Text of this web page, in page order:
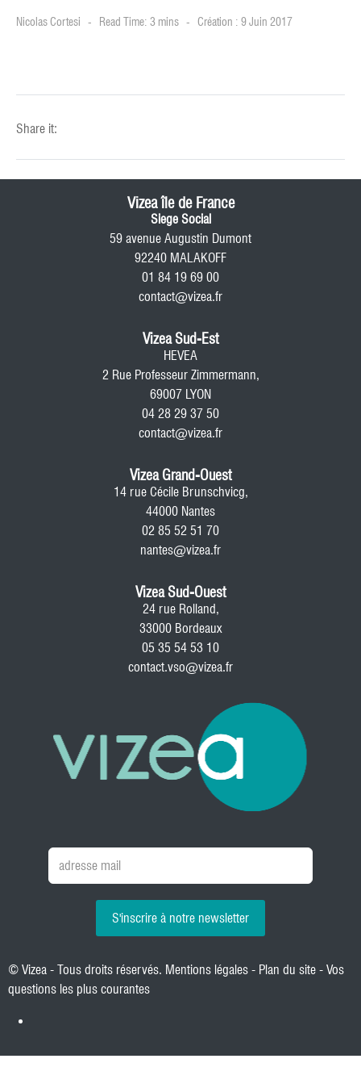
Nicolas Cortesi Read Time: 3 mins Création : 9 Juin 2017
Share it:
Vizea île de France
Siege Social
59 avenue Augustin Dumont
92240 MALAKOFF
01 84 19 69 00
contact@vizea.fr
Vizea Sud-Est
HEVEA
2 Rue Professeur Zimmermann,
69007 LYON
04 28 29 37 50
contact@vizea.fr
Vizea Grand-Ouest
14 rue Cécile Brunschvicg,
44000 Nantes
02 85 52 51 70
nantes@vizea.fr
Vizea Sud-Ouest
24 rue Rolland,
33000 Bordeaux
05 35 54 53 10
contact.vso@vizea.fr
S'inscrire à notre newsletter
© Vizea - Tous droits réservés. Mentions légales - Plan du site - Vos
questions les plus courantes